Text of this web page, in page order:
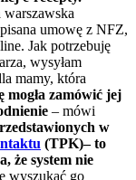
umowę z NFZ,
Jak potrzebuję
wysyłam
mamy, która
mogła zamówić jej
– mówi
w
(TPK)– to
że system nie
wyszukać go